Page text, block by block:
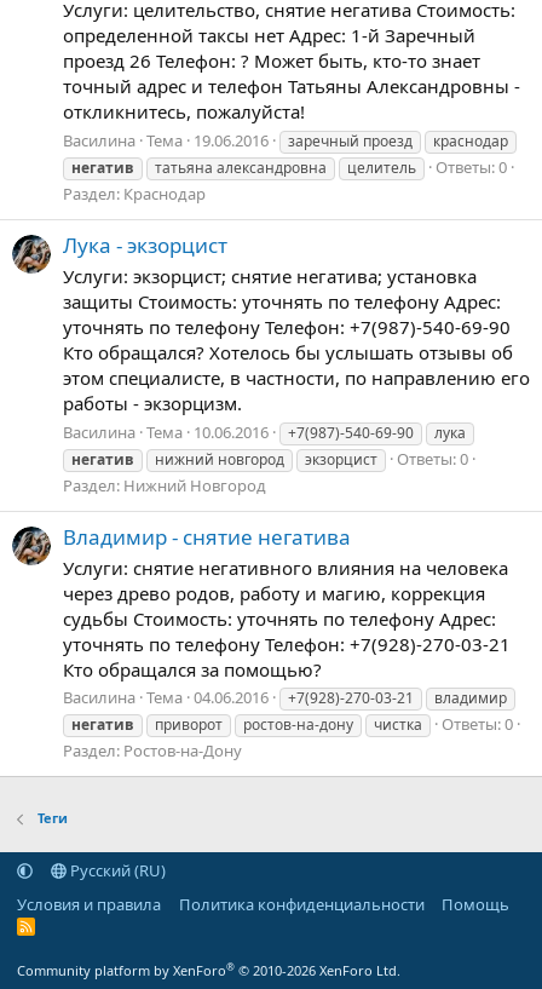
Услуги: целительство, снятие негатива Стоимость:
определенной таксы нет Адрес: 1-й Заречный
проезд 26 Телефон: ? Может быть, кто-то знает
точный адрес и телефон Татьяны Александровны -
откликнитесь, пожалуйста!
Василина Тема 19.06.2016 заречный проезд
краснодар
негатив
татьяна александровна целитель
Ответы: 0
Раздел: Краснодар
Лука - экзорцист
Услуги: экзорцист; снятие негатива; установка
защиты Стоимость: уточнять по телефону Адрес:
уточнять по телефону Телефон: +7(987)-540-69-90
Кто обращался? Хотелось бы услышать отзывы об
этом специалисте, в частности, по направлению его
работы - экзорцизм.
Василина Тема 10.06.2016 +7(987)-540-69-90
лука
негатив
нижний новгород экзорцист
Ответы: 0
Раздел: Нижний Новгород
Владимир - снятие негатива
Услуги: снятие негативного влияния на человека
через древо родов, работу и магию, коррекция
судьбы Стоимость: уточнять по телефону Адрес:
уточнять по телефону Телефон: +7(928)-270-03-21
Кто обращался за помощью?
Василина Тема 04.06.2016 +7(928)-270-03-21
владимир
негатив
приворот ростов-на-дону чистка
Ответы: 0
Раздел: Ростов-на-Дону
Теги
Русский (RU)
Условия и правила
Политика конфиденциальности Помощь
R
Community platform by XenForo® © 2010-2026 XenForo Ltd.